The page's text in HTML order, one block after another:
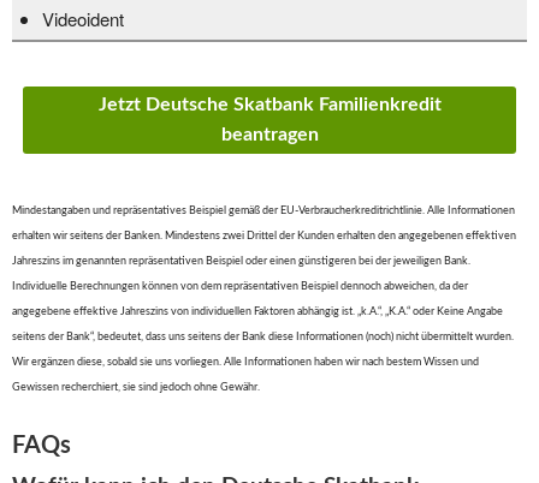
Videoident
Jetzt Deutsche Skatbank Familienkredit
beantragen
Mindestangaben und repräsentatives Beispiel gemäß der EU-Verbraucherkreditrichtlinie. Alle Informationen
erhalten wir seitens der Banken. Mindestens zwei Drittel der Kunden erhalten den angegebenen effektiven
Jahreszins im genannten repräsentativen Beispiel oder einen günstigeren bei der jeweiligen Bank.
Individuelle Berechnungen können von dem repräsentativen Beispiel dennoch abweichen, da der
angegebene effektive Jahreszins von individuellen Faktoren abhängig ist. „k.A.“, „K.A.“ oder Keine Angabe
seitens der Bank“, bedeutet, dass uns seitens der Bank diese Informationen (noch) nicht übermittelt wurden.
Wir ergänzen diese, sobald sie uns vorliegen. Alle Informationen haben wir nach bestem Wissen und
Gewissen recherchiert, sie sind jedoch ohne Gewähr.
FAQs